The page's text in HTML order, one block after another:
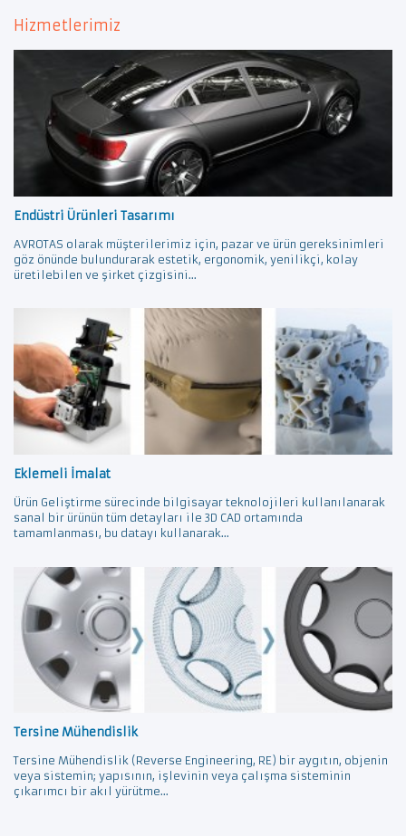
Hizmetlerimiz
Endüstri Ürünleri Tasarımı
AVROTAS olarak müşterilerimiz için, pazar ve ürün gereksinimleri
göz önünde bulundurarak estetik, ergonomik, yenilikçi, kolay
üretilebilen ve şirket çizgisini...
Eklemeli İmalat
Ürün Geliştirme sürecinde bilgisayar teknolojileri kullanılanarak
sanal bir ürünün tüm detayları ile 3D CAD ortamında
tamamlanması, bu datayı kullanarak...
Tersine Mühendislik
Tersine Mühendislik (Reverse Engineering, RE) bir aygıtın, objenin
veya sistemin; yapısının, işlevinin veya çalışma sisteminin
çıkarımcı bir akıl yürütme...